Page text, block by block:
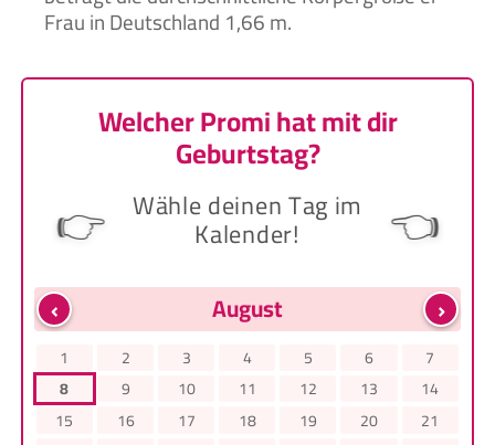
Frau in Deutschland 1,66 m.
Welcher Promi hat mit dir
Geburtstag?
👉 Wähle deinen Tag im
Kalender! 👈
‹ ›
August
1 2 3 4 5 6
7
8
9 10 11 12 13
14
15
16 17 18 19 20
21